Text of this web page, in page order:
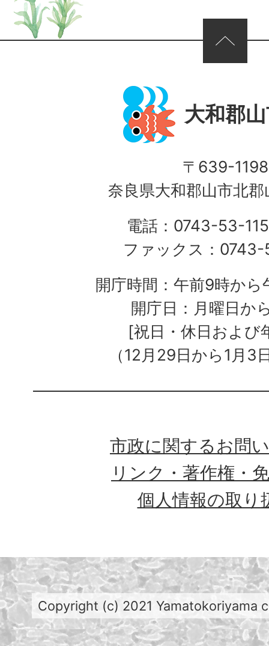
ページの先頭へ
大和郡
〒639-1198
奈良県大和郡山市北
電話：0743-53-
ファックス：
開庁時間：午前9時か
開庁日：月曜日か
[祝日・休日および
（12月29日から1月3
市政に関するお問
リンク・著作権・
個人情報の取り
Copyright (c) 2021 Yamatokoriyama